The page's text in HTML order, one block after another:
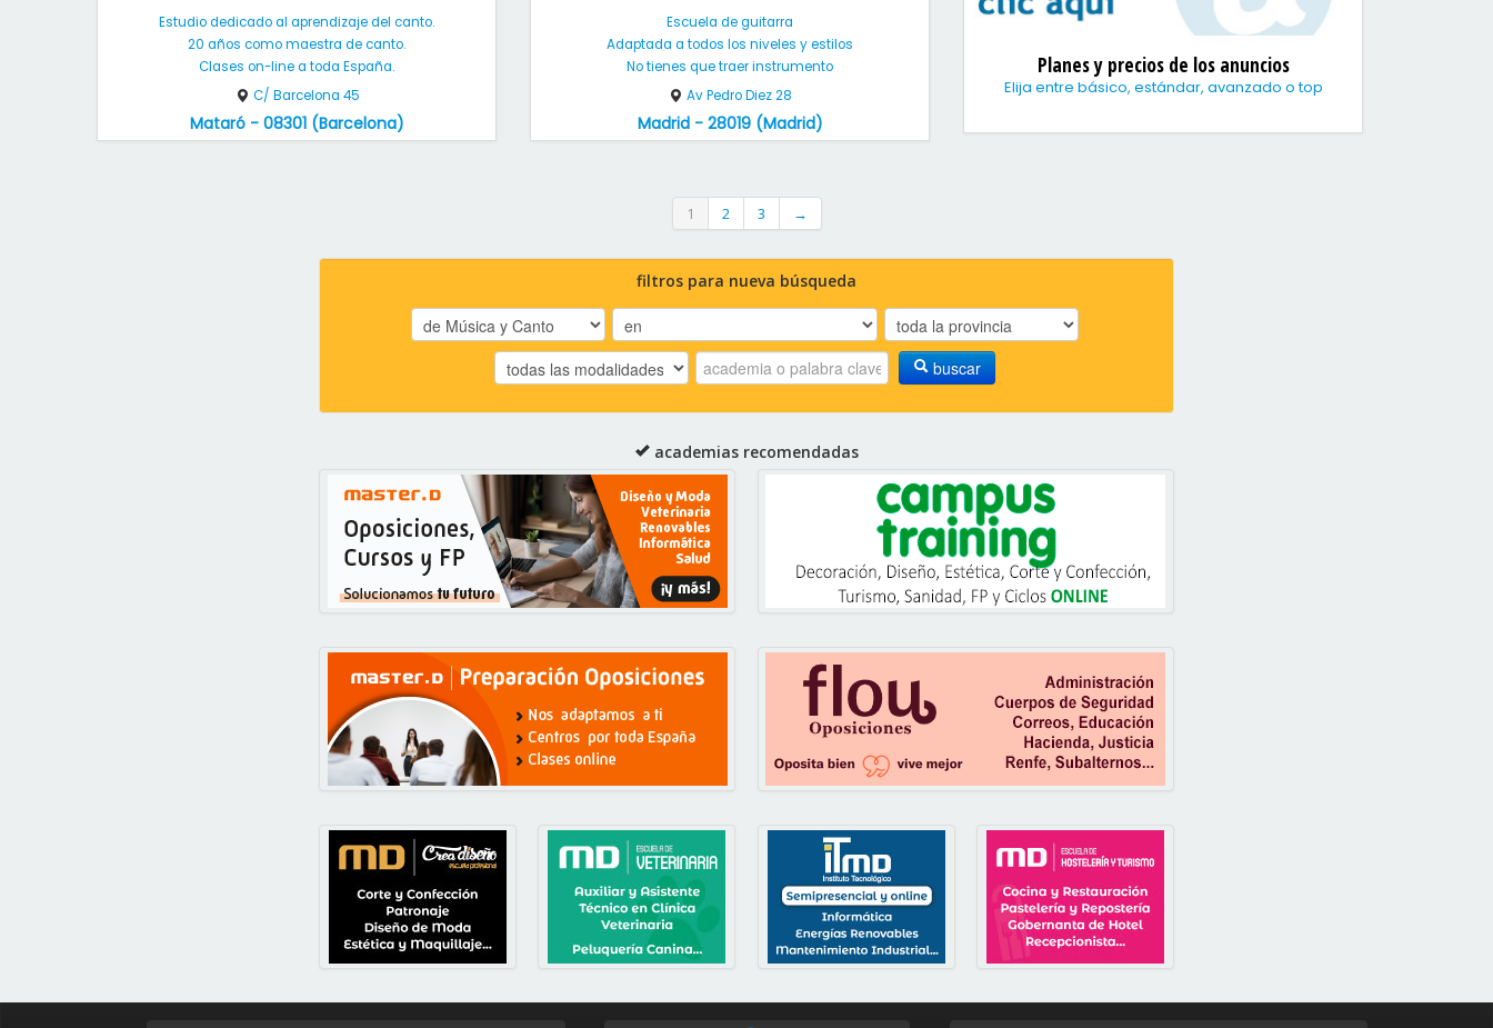
Estudio dedicado al aprendizaje del canto.
20 años como maestra de canto.
Clases on-line a toda España.
C/ Barcelona 45
Mataró - 08301 (Barcelona)
Escuela de guitarra
Adaptada a todos los niveles y estilos
No tienes que traer instrumento
Av Pedro Diez 28
Madrid - 28019 (Madrid)
Planes y precios de los anuncios
Elija entre básico, estándar, avanzado o top
1 2 3 →
filtros para nueva búsqueda
buscar
academias recomendadas